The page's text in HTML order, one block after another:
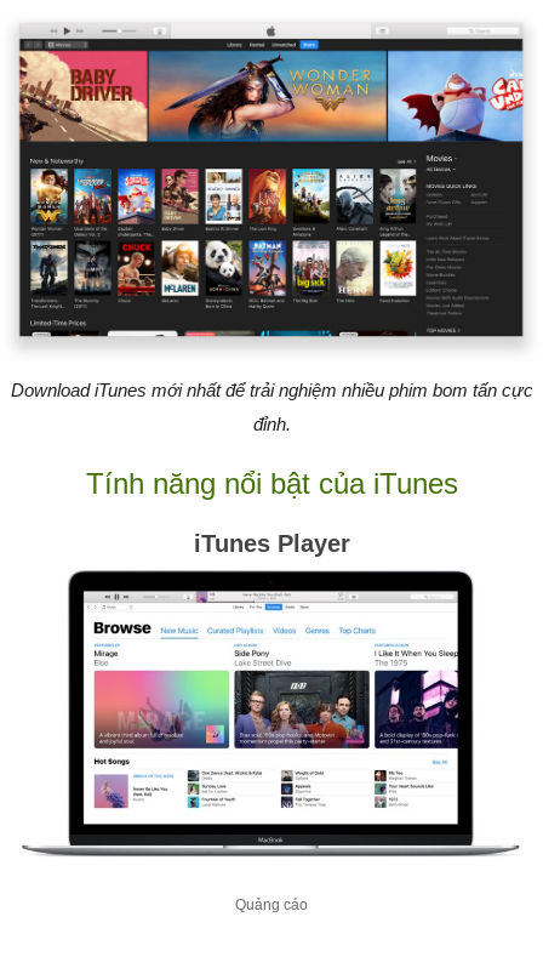
Download iTunes mới nhất để trải nghiệm nhiều phim bom tấn cực
đỉnh.
Tính năng nổi bật của iTunes
iTunes Player